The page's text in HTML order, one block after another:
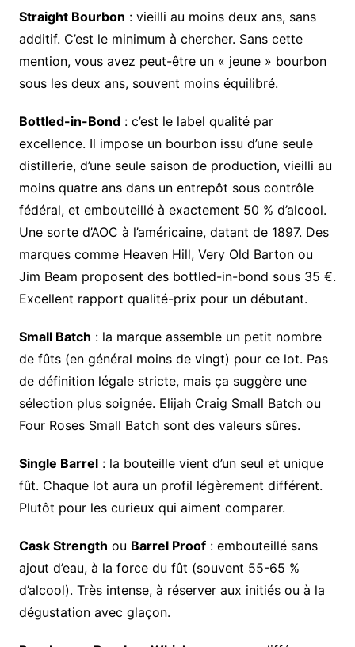
Straight Bourbon : vieilli au moins deux ans, sans
additif. C’est le minimum à chercher. Sans cette
mention, vous avez peut-être un « jeune » bourbon
sous les deux ans, souvent moins équilibré.
Bottled-in-Bond: c’est le label qualité par
excellence. Il impose un bourbon issu d’une seule
distillerie, d’une seule saison de production, vieilli au
moins quatre ans dans un entrepôt sous contrôle
fédéral, et embouteillé à exactement 50 % d’alcool.
Une sorte d’AOC à l’américaine, datant de 1897. Des
marques comme Heaven Hill, Very Old Barton ou
Jim Beam proposent des bottled-in-bond sous 35 €.
Excellent rapport qualité-prix pour un débutant.
Small Batch : la marque assemble un petit nombre
de fûts (en général moins de vingt) pour ce lot. Pas
de définition légale stricte, mais ça suggère une
sélection plus soignée. Elijah Craig Small Batch ou
Four Roses Small Batch sont des valeurs sûres.
Single Barrel: la bouteille vient d’un seul et unique
fût. Chaque lot aura un profil légèrement différent.
Plutôt pour les curieux qui aiment comparer.
Cask Strength ou Barrel Proof: embouteillé sans
ajout d’eau, à la force du fût (souvent 55-65 %
d’alcool). Très intense, à réserver aux initiés ou à la
dégustation avec glaçon.